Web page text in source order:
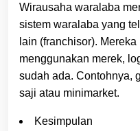
Wirausaha waralaba
sistem waralaba yang
lain (franchisor).
menggunakan merek,
sudah ada. Contohnya,
saji atau minimarket.
Kesimpulan